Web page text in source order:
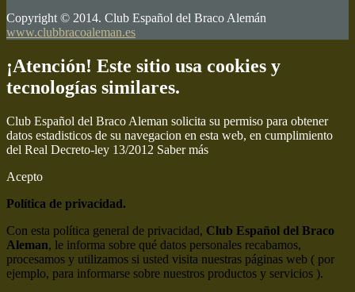
Copyright © 2014. Club Español del Braco Alemán
www.clubbracoaleman.es
¡Atención! Este sitio usa cookies y
tecnologías similares.
Club Español del Braco Aleman solicita su permiso para obtener
datos estadisticos de su navegacion en esta web, en cumplimiento
del Real Decreto-ley 13/2012 Saber más
Acepto
Política de privacidad.
Con esta política general de privacidad, Club Español del Braco
Aleman, le informa sobre qué datos personales recabamos,
procesamos y utilizamos si usted visita nuestras páginas web ( por
ejemplo, para informarse sobre nuestros productos y servicios ).